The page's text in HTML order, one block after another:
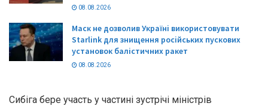
08.08.2026
Маск не дозволив Україні використовувати
Starlink для знищення російських пускових
установок балістичних ракет
08.08.2026
Сибіга бере участь у частині зустрічі міністрів